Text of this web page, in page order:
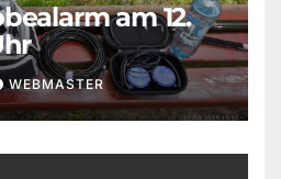
am 12.
WEBMASTER